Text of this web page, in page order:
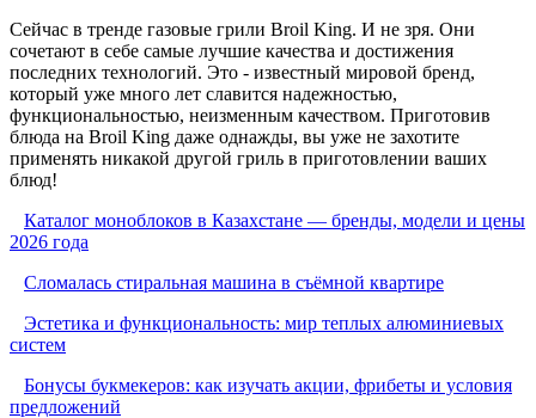
Сейчас в тренде газовые грили Broil King. И не зря. Они
сочетают в себе самые лучшие качества и достижения
последних технологий. Это - известный мировой бренд,
который уже много лет славится надежностью,
функциональностью, неизменным качеством. Приготовив
блюда на Broil King даже однажды, вы уже не захотите
применять никакой другой гриль в приготовлении ваших
блюд!
Каталог моноблоков в Казахстане — бренды, модели и цены
2026 года
Сломалась стиральная машина в съёмной квартире
Эстетика и функциональность: мир теплых алюминиевых
систем
Бонусы букмекеров: как изучать акции, фрибеты и условия
предложений